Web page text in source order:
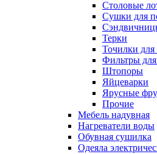
Столовые
Сушки для
Терки
Точилки
Фильтры
Штопоры
Яйцеварки
Ярусные
Прочие
Мебель надувная
Нагреватели воды
Обувная сушилка
Одеяла